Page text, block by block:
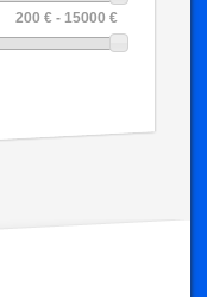
200 € - 15000 €